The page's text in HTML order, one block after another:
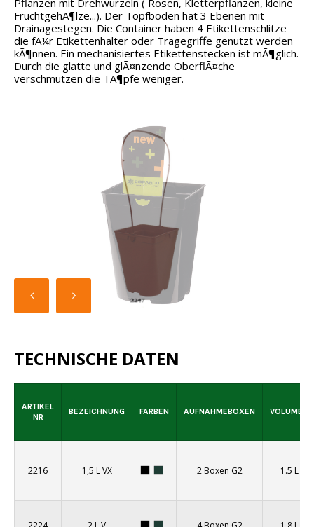
Pflanzen mit Drehwurzeln ( Rosen, Kletterpflanzen, kleine
FruchtgehÃ¶lze...). Der Topfboden hat 3 Ebenen mit
Drainagestegen. Die Container haben 4 Etikettenschlitze
die fÃ¼r Etikettenhalter oder Tragegriffe genutzt werden
kÃ¶nnen. Ein mechanisiertes Etikettenstecken ist mÃ¶glich.
Durch die glatte und glÃ¤nzende OberflÃ¤che
verschmutzen die TÃ¶pfe weniger.
TECHNISCHE DATEN
ARTIKEL
NR
BEZEICHNUNG FARBEN AUFNAHMEBOXEN VOLUMEN
2216 1,5 L VX 2 Boxen G2 1.5 L